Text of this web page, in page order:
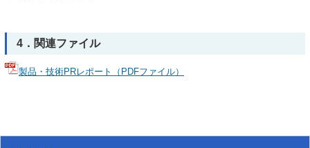
4．関連ファイル
製品・技術PRレポート（PDFファイル）